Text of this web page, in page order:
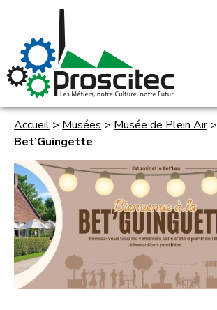
Accueil > Musées > Musée de Plein Air>
Bet’Guingette